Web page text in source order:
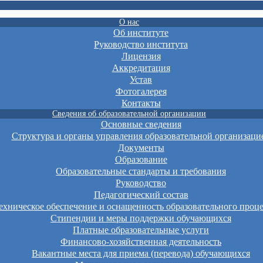
О нас
Об институте
Руководство института
Лицензия
Аккредитация
Устав
Фотогалерея
Контакты
Сведения об образовательной организации
Основные сведения
Структура и органы управления образовательной
Документы
Образование
Образовательные стандарты и требования
Руководство
Педагогический состав
обеспечение и оснащенность образовательного
Стипендии и меры поддержки обучающихся
Платные образовательные услуги
Финансово-хозяйственная деятельность
Вакантные места для приема (перевода) обучающихся